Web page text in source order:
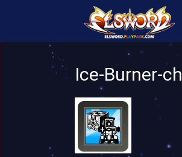
Ice-Burner-